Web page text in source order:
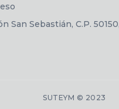
San Sebastián, C.P.
SUTEYM © 2023